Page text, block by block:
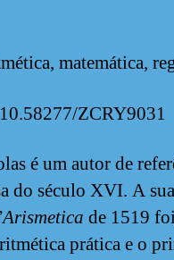
matemática,
ZCRY9031
é um autor de
do século XVI. A
de 1519
prática e o